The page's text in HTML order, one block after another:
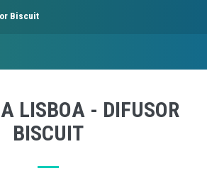
Biscuit
LISBOA - DIFUSOR
BISCUIT